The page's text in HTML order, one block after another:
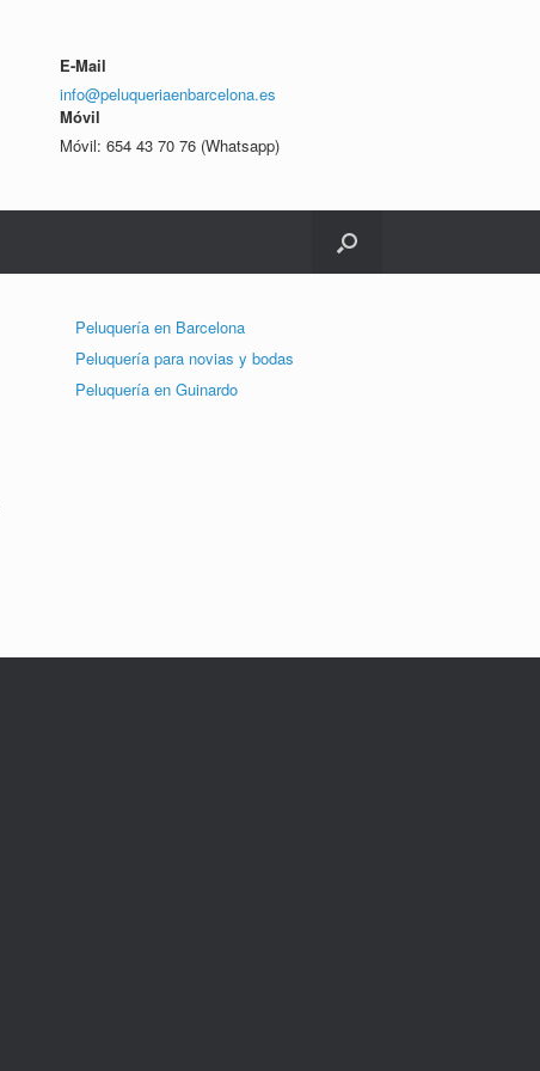
E-Mail
info@peluqueriaenbarcelona.es
Móvil
Móvil: 654 43 70 76 (Whatsapp)
Peluquería en Barcelona
Peluquería para novias y bodas
Peluquería en Guinardo